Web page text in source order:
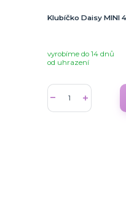
Klubíčko Daisy MINI
vyrobíme do 14 dnů
od uhrazení